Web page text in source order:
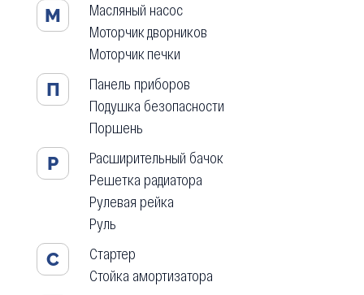
М
Масляный насос
Моторчик дворников
Моторчик печки
П
Панель приборов
Подушка безопасности
Поршень
Р
Расширительный бачок
Решетка радиатора
Рулевая рейка
Руль
С
Стартер
Стойка амортизатора